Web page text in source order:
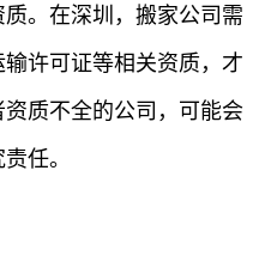
。在深圳，搬家公司需
许可证等相关资质，才
质不全的公司，可能会
任。